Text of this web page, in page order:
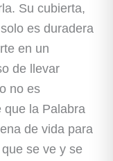
Su cubierta,
es duradera
en un
de llevar
no es
que la Palabra
de vida para
se ve y se